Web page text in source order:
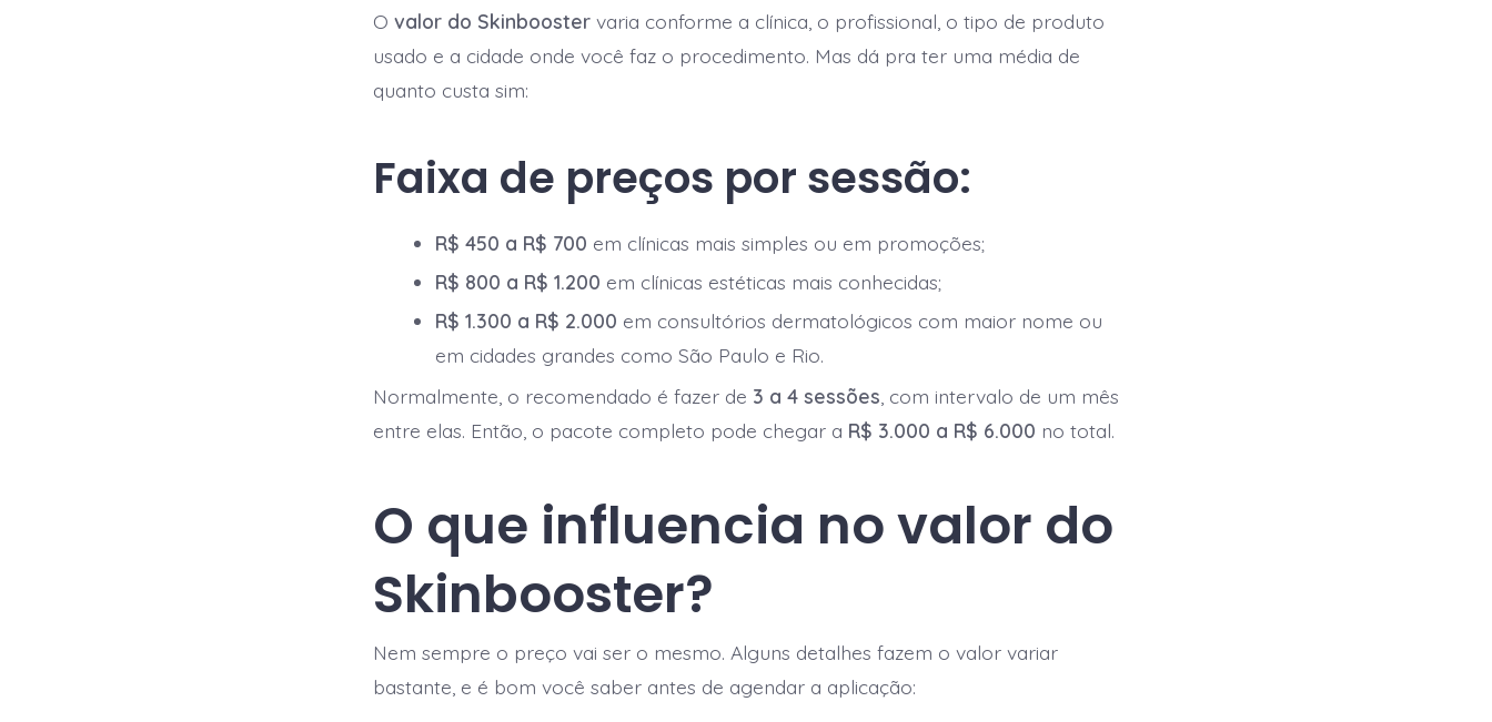
O valor do Skinbooster varia conforme a clínica, o profissional, o tipo de produto
usado e a cidade onde você faz o procedimento. Mas dá pra ter uma média de
quanto custa sim:
Faixa de preços por sessão:
R$ 450 a R$ 700 em clínicas mais simples ou em promoções;
R$ 800 a R$ 1.200 em clínicas estéticas mais conhecidas;
R$ 1.300 a R$ 2.000 em consultórios dermatológicos com maior nome ou
em cidades grandes como São Paulo e Rio.
Normalmente, o recomendado é fazer de 3 a 4 sessões , com intervalo de um mês
entre elas. Então, o pacote completo pode chegar a R$ 3.000 a R$ 6.000 no total.
O que influencia no valor do
Skinbooster?
Nem sempre o preço vai ser o mesmo. Alguns detalhes fazem o valor variar
bastante, e é bom você saber antes de agendar a aplicação: